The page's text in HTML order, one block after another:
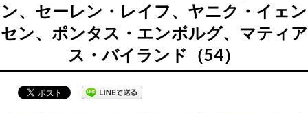
ン、セーレン・レイフ、ヤニク・イェン
セン、ポンタス・エンボルグ、マティア
ス・バイランド（54）